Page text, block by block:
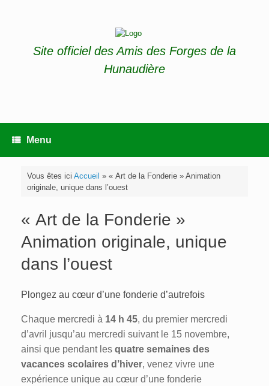
Site officiel des Amis des Forges de la
Hunaudière
Menu
Vous êtes ici Accueil » « Art de la Fonderie » Animation
originale, unique dans l’ouest
« Art de la Fonderie »
Animation originale, unique
dans l’ouest
Plongez au cœur d’une fonderie d’autrefois
Chaque mercredi à 14 h 45, du premier mercredi
d’avril jusqu’au mercredi suivant le 15 novembre,
ainsi que pendant les quatre semaines des
vacances scolaires d’hiver, venez vivre une
expérience unique au cœur d’une fonderie